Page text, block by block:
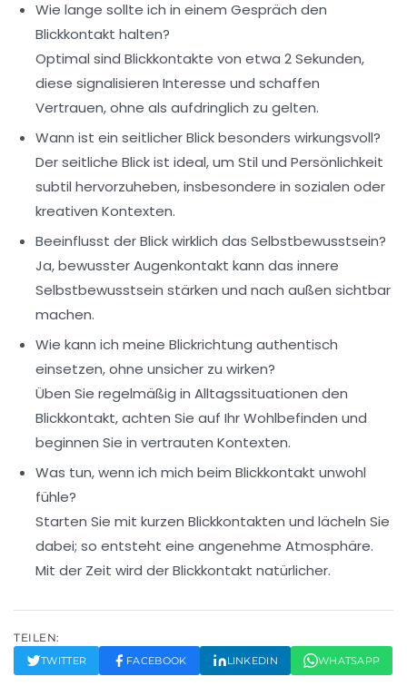
Wie lange sollte ich in einem Gespräch den
Blickkontakt halten?
Optimal sind Blickkontakte von etwa 2 Sekunden,
diese signalisieren Interesse und schaffen
Vertrauen, ohne als aufdringlich zu gelten.
Wann ist ein seitlicher Blick besonders wirkungsvoll?
Der seitliche Blick ist ideal, um Stil und Persönlichkeit
subtil hervorzuheben, insbesondere in sozialen oder
kreativen Kontexten.
Beeinflusst der Blick wirklich das Selbstbewusstsein?
Ja, bewusster Augenkontakt kann das innere
Selbstbewusstsein stärken und nach außen sichtbar
machen.
Wie kann ich meine Blickrichtung authentisch
einsetzen, ohne unsicher zu wirken?
Üben Sie regelmäßig in Alltagssituationen den
Blickkontakt, achten Sie auf Ihr Wohlbefinden und
beginnen Sie in vertrauten Kontexten.
Was tun, wenn ich mich beim Blickkontakt unwohl
fühle?
Starten Sie mit kurzen Blickkontakten und lächeln Sie
dabei; so entsteht eine angenehme Atmosphäre.
Mit der Zeit wird der Blickkontakt natürlicher.
TEILEN:
TWITTER FACEBOOK LINKEDIN WHATSAPP